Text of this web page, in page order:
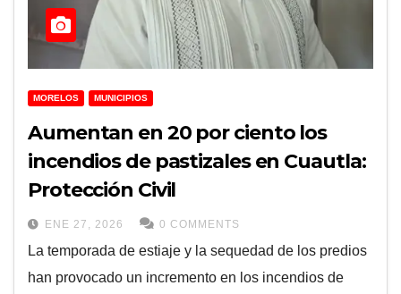
MORELOS MUNICIPIOS
Aumentan en 20 por ciento los
incendios de pastizales en Cuautla:
Protección Civil
ENE 27, 2026 0 COMMENTS
La temporada de estiaje y la sequedad de los predios
han provocado un incremento en los incendios de